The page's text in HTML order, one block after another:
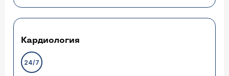
Кардиология
24/7